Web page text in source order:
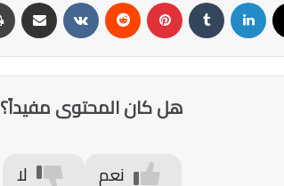
هل كان المحتوى مفيداً؟
نعم لا